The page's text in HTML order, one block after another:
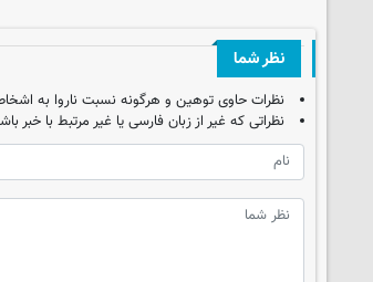
نظر شما
نظرات حاوی توهین و هرگونه نسبت ناروا به
نظراتی که غیر از زبان فارسی یا غیر مرتبط با خبر